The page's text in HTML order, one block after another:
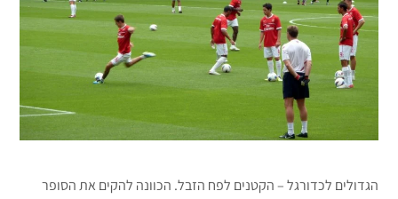
הגדולים לכדורגל – הקטנים לפח הזבל. הכוונה להקים את הסופר